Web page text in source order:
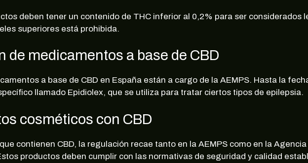
deben tener un contenido de THC inferior al 0,2% para ser considerados
superiores está prohibida.
medicamentos a base de CBD
a base de CBD en España están a cargo de la AEMPS. Hasta la
llamado Epidiolex, que se utiliza para tratar ciertos tipos de epilepsia.
cosméticos con CBD
contienen CBD, la regulación recae tanto en la AEMPS como en la
productos deben cumplir con las normativas de seguridad y calidad
SUSCRIBIRME
no, gracias